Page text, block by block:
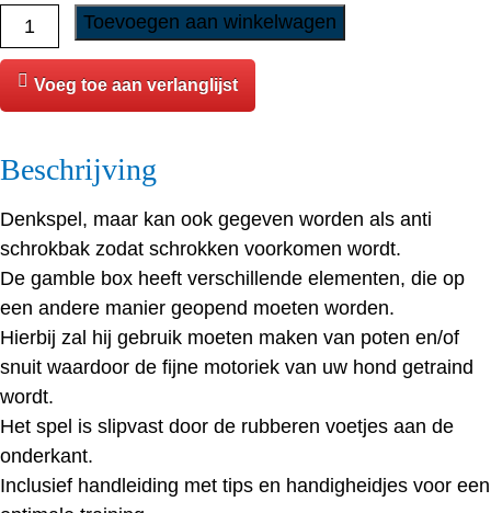
Trixie
-
Gamble
Box
Toevoegen aan winkelwagen
Voeg toe aan verlanglijst
Beschrijving
Denkspel, maar kan ook gegeven worden als anti
schrokbak zodat schrokken voorkomen wordt.
De gamble box heeft verschillende elementen, die op
een andere manier geopend moeten worden.
Hierbij zal hij gebruik moeten maken van poten en/of
snuit waardoor de fijne motoriek van uw hond getraind
wordt.
Het spel is slipvast door de rubberen voetjes aan de
onderkant.
Inclusief handleiding met tips en handigheidjes voor een